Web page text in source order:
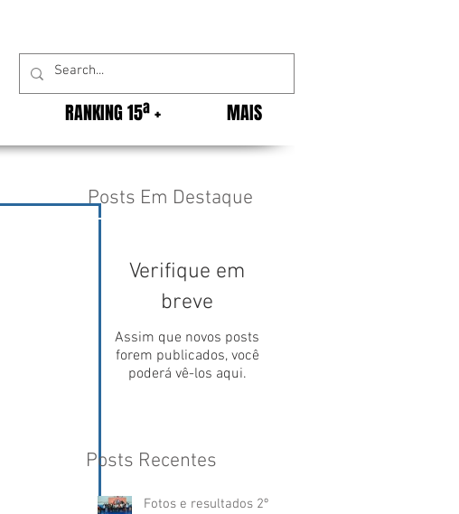
RANKING 15ª + MAIS
Posts Em Destaque
Verifique em
breve
Assim que novos posts
forem publicados, você
poderá vê-los aqui.
Posts Recentes
Fotos e resultados 2º